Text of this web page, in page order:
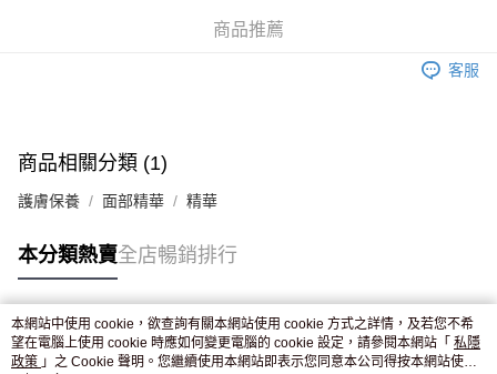
付款後門市自取，訂單確認後2-4個工作天到店，7天內取。逾期後
商品推薦
客服
商品相關分類 (1)
護膚保養 面部精華 精華
本分類熱賣全店暢銷排行
熱門標籤
本網站中使用 cookie，欲查詢有關本網站使用 cookie 方式之詳情，及若您不希
望在電腦上使用 cookie 時應如何變更電腦的 cookie 設定，請參閱本網站「 私隱
政策 」之 Cookie 聲明。您繼續使用本網站即表示您同意本公司得按本網站使用